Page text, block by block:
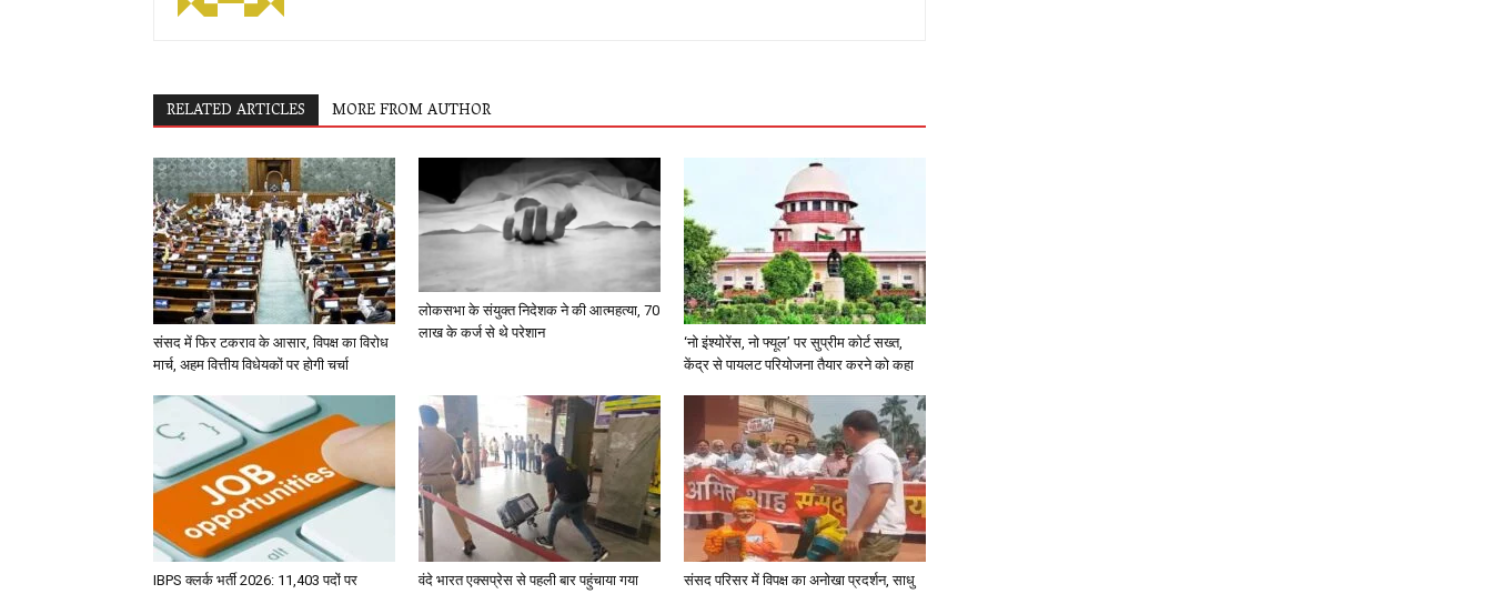
RELATED ARTICLES MORE FROM AUTHOR
संसद में फिर टकराव के आसार, विपक्ष का विरोध
मार्च, अहम वित्तीय विधेयकों पर होगी चर्चा
लोकसभा के संयुक्त निदेशक ने की आत्महत्या, 70
लाख के कर्ज से थे परेशान
‘नो इंश्योरेंस, नो फ्यूल’ पर सुप्रीम कोर्ट सख्त,
केंद्र से पायलट परियोजना तैयार करने को कहा
IBPS क्लर्क भर्ती 2026: 11,403 पदों पर
वंदे भारत एक्सप्रेस से पहली बार पहुंचाया गया
संसद परिसर में विपक्ष का अनोखा प्रदर्शन, साधु